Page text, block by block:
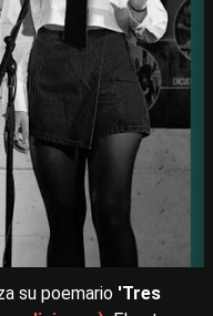
su poemario 'Tres